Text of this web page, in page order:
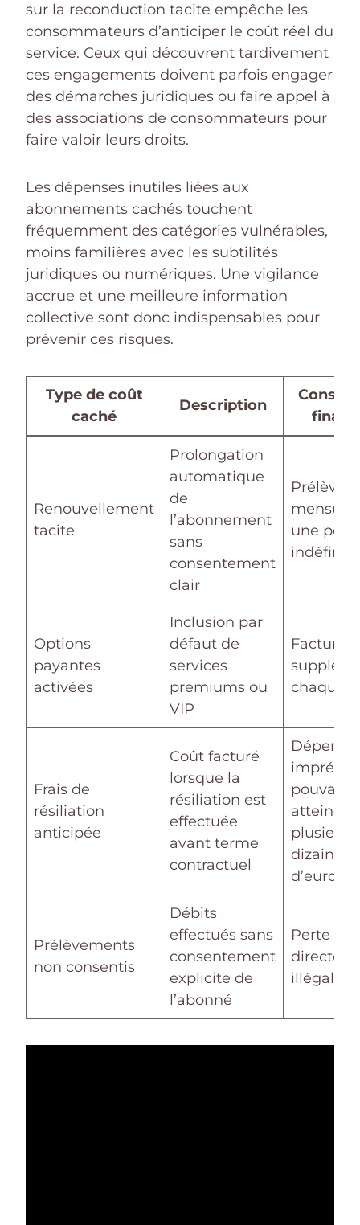
sur la reconduction tacite empêche les
consommateurs d’anticiper le coût réel du
service. Ceux qui découvrent tardivement
ces engagements doivent parfois engager
des démarches juridiques ou faire appel à
des associations de consommateurs pour
faire valoir leurs droits.
Les dépenses inutiles liées aux
abonnements cachés touchent
fréquemment des catégories vulnérables,
moins familières avec les subtilités
juridiques ou numériques. Une vigilance
accrue et une meilleure information
collective sont donc indispensables pour
prévenir ces risques.
Type de coût
caché
Description
Renouvellement
tacite
Prolongation
automatique
de
l’abonnement
sans
consentement
clair
une
indéfinie
Options
payantes
activées
Inclusion par
défaut de
services
premiums ou
VIP
chaque
Frais de
résiliation
anticipée
Coût facturé
lorsque la
résiliation est
effectuée
avant terme
contractuel
Dépense
imprévue
pouvant
atteindre
plusieurs
dizaines
d’euros
Prélèvements
non consentis
Débits
effectués sans
consentement
explicite de
l’abonné
Perte
directe et
illégale